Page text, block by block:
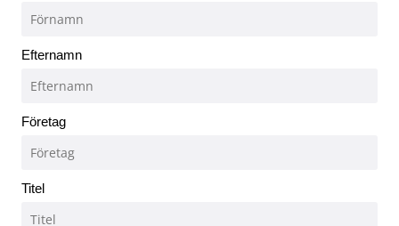
Efternamn
Företag
Titel